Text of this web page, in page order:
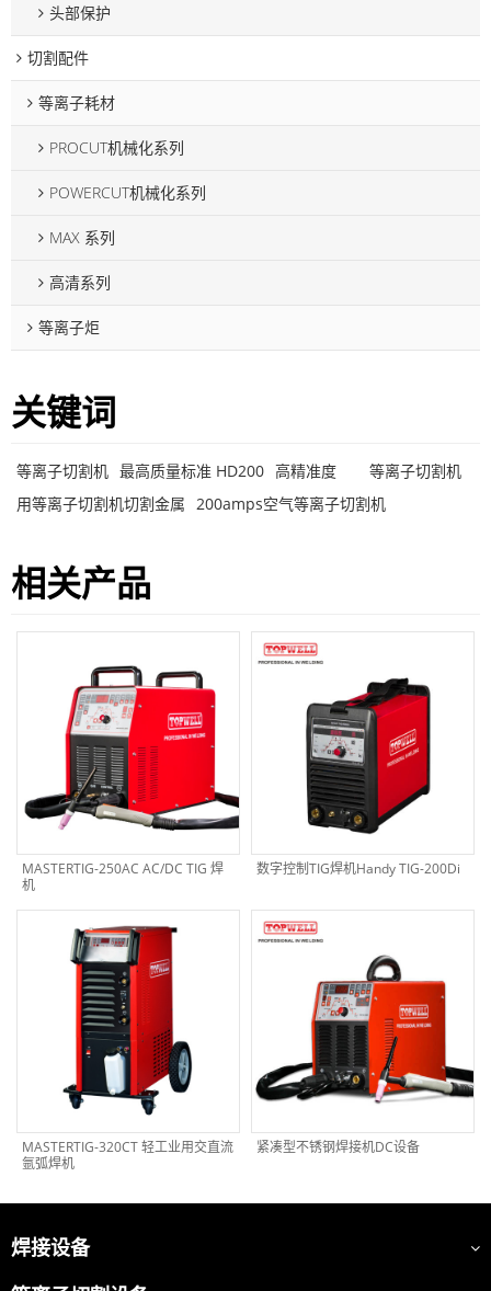
头部保护
切割配件
等离子耗材
PROCUT机械化系列
POWERCUT机械化系列
MAX 系列
高清系列
等离子炬
关键词
等离子切割机 最高质量标准 HD200 高精准度
等离子切割机
用等离子切割机切割金属 200amps空气等离子切割机
相关产品
MASTERTIG-250AC AC/DC TIG 焊
机
数字控制TIG焊机Handy TIG-200Di
MASTERTIG-320CT 轻工业用交直流
氩弧焊机
紧凑型不锈钢焊接机DC设备
焊接设备